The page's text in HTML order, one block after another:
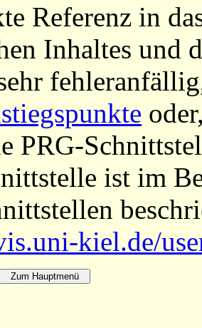
Referenz in
Inhaltes und
PRG-
ist im
kiel.de/